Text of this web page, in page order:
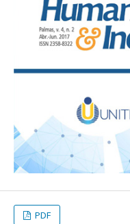
PDF